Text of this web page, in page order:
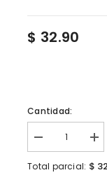
$ 32.90
Cantidad:
Disminuir
cantidad
para
Jurassic
la
Total parcial: $